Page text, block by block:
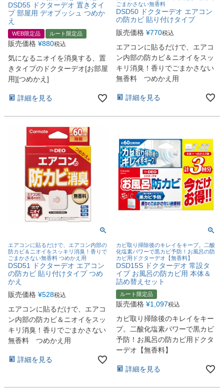
DSD55 ドクターデオ 置きタイ
プ 部屋用 デオプッシュ つめか
え
WEB限定品 ルート限定品
販売価格 ¥880税込
気になるニオイを消臭する、置
きタイプのドクターデオ[お部屋
用][つめかえ]
詳細を見る
ごまかさない無香料
DSD50 ドクターデオ エアコン
の防カビ 貼り付けタイプ
販売価格 ¥770税込
エアコンに貼るだけで、エアコ
ン内部の防カビ＆ニオイをスッ
キリ消臭！香りでごまかさない
無香料 つめかえ用
詳細を見る
エアコンに貼るだけで、エアコン内部の
防カビ＆ニオイをスッキリ消臭！香りで
ごまかさない無香料 つめかえ用
DSD51 ドクターデオ エアコン
の防カビ 貼り付けタイプ つめ
かえ
販売価格 ¥528税込
エアコンに貼るだけで、エアコ
ン内部の防カビ＆ニオイをスッ
キリ消臭！香りでごまかさない
無香料 つめかえ用
詳細を見る
カビ取り掃除後のキレイをキープ。二酸
化塩素パワーで黒カビ予防！お風呂の防
カビ用ドクターデオ【無香料】
DSD15S ドクターデオ 常設タ
イプ お風呂の防カビ用 本体＆
詰め替えセット
ルート限定品
販売価格 ¥1,097税込
カビ取り掃除後のキレイをキー
プ。二酸化塩素パワーで黒カビ
予防！お風呂の防カビ用ドクタ
ーデオ【無香料】
詳細を見る